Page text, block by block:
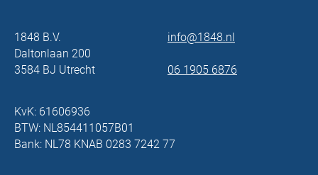
1848 B.V.
Daltonlaan 200
3584 BJ Utrecht
info@1848.nl
06 1905 6876
KvK: 61606936
BTW: NL854411057B01
Bank: NL78 KNAB 0283 7242 77